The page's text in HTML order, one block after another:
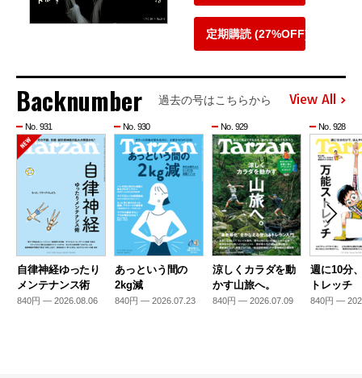
定期購読 (27%OFF)
Backnumber 過去の号はこちらから View All
No. 931
自律神経ゆったり
メンテナンス術
840円 — 2026.08.06
No. 930
あっという間の
2kg減
840円 — 2026.07.23
No. 929
涼しくカラダを動
かす山旅へ。
840円 — 2026.07.09
No. 928
週に10分
トレッチ
840円 —